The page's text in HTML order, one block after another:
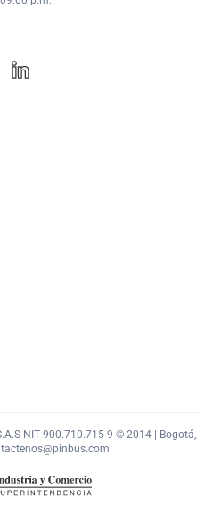
NIT 900.710.715-9 © 2014 | Bogotá,